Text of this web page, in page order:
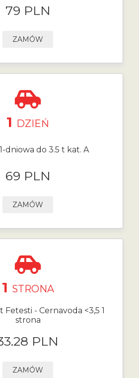
79 PLN
ZAMÓW
1 DZIEŃ
dniowa do 3.5 t kat. A
69 PLN
ZAMÓW
1 STRONA
Fetesti - Cernavoda <3,5 1
strona
PLN
ZAMÓW